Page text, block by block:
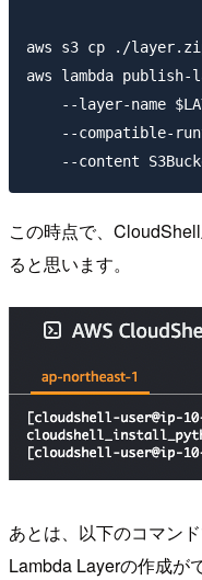
aws s3 cp ./
aws lambda
--layer-name
--compatible-
この時点で、
ると思います。
あとは、以下のコマン
Lambda Layerの作成が